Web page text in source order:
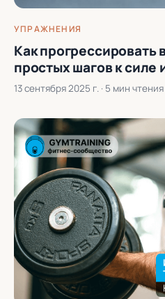
УПРАЖНЕНИЯ
Как прогрессировать
простых шагов к силе
13 сентября 2025 г. · 5 мин чтения